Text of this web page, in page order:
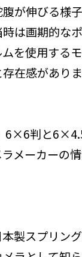
が伸びる様
は画期的な
を使用する
在感がありま
6×6判と
メーカーの
製スプリン